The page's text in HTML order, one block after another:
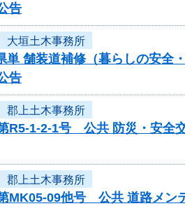
告
大垣土木事務所
単 舗装道補修（暮らしの安
告
郡上土木事務所
R5-1-2-1号 公共 防災・安全
郡上土木事務所
MK05-09他号 公共 道路メ